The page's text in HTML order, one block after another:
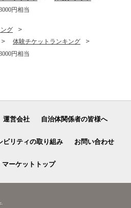
円相当
グ
体験チケットランキング
円相当
運営会社 自治体関係者の皆様へ
ビリティの取り組み お問い合わせ
マーケットトップ